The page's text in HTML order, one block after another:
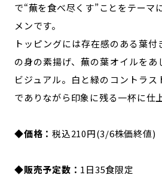
で“蕪を食べ尽くす”ことをテーマ
メンです。
トッピングには存在感のある葉
の身の素揚げ、蕪の葉オイルをあ
ビジュアル。白と緑のコントラス
でありながら印象に残る一杯に仕
◆価格： 税込210円(3/6株価終値)
◆販売予定数： 1日35食限定